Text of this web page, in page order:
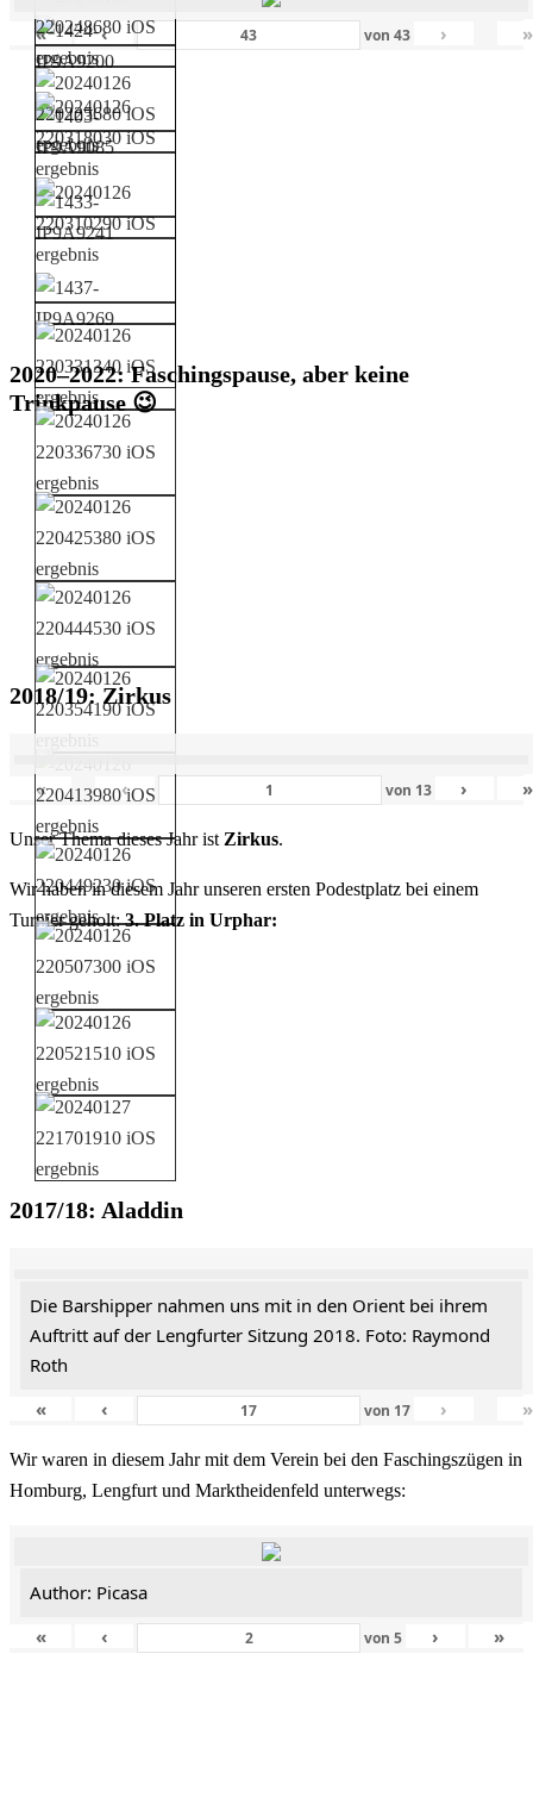
« ‹ von43 › »
2020–2022: Faschingspause, aber keine
Trinkpause 😉
2018/19: Zirkus
« ‹ von 13 › »
Unser Thema dieses Jahr ist Zirkus.
Wir haben in diesem Jahr unseren ersten Podestplatz bei einem
Turnier geholt:3. Platz in Urphar:
2017/18: Aladdin
Die Barshipper nahmen uns mit in den Orient bei ihrem
Auftritt auf der Lengfurter Sitzung 2018. Foto: Raymond
Roth
«
‹ von 17 › »
Wir waren in diesem Jahr mit dem Verein bei den Faschingszügen in
Homburg, Lengfurt und Marktheidenfeld unterwegs:
Author: Picasa
«
‹ von5 › »